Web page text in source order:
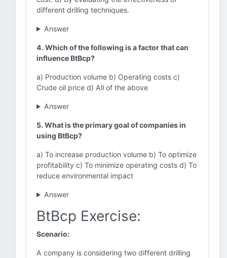
different drilling techniques.
Answer
4. Which of the following is a factor that can
influence BtBcp?
a) Production volume b) Operating costs c)
Crude oil price d) All of the above
Answer
5. What is the primary goal of companies in
using BtBcp?
a) To increase production volume b) To optimize
profitability c) To minimize operating costs d) To
reduce environmental impact
Answer
BtBcp Exercise:
Scenario:
A company is considering two different drilling